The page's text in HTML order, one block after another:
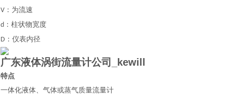
V ：为流速
d ：柱状物宽度
D ：仪表内径
广东液体涡街流量计公司_kewill
特点
一体化液体、气体或蒸气质量流量计